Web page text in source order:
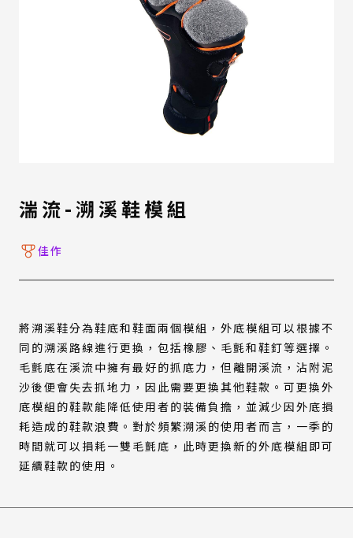
湍流-溯溪鞋模組
佳作
將溯溪鞋分為鞋底和鞋面兩個模組，外底模組可以根據不
同的溯溪路線進行更換，包括橡膠、毛氈和鞋釘等選擇。
毛氈底在溪流中擁有最好的抓底力，但離開溪流，沾附泥
沙後便會失去抓地力，因此需要更換其他鞋款。可更換外
底模組的鞋款能降低使用者的裝備負擔，並減少因外底損
耗造成的鞋款浪費。對於頻繁溯溪的使用者而言，一季的
時間就可以損耗一雙毛氈底，此時更換新的外底模組即可
延續鞋款的使用。